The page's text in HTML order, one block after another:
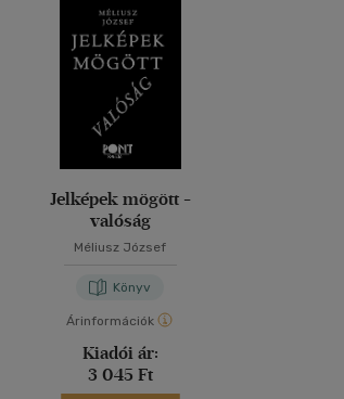
Jelképek mögött -
valóság
Méliusz József
Könyv
Árinformációk
Kiadói ár:
3 045 Ft